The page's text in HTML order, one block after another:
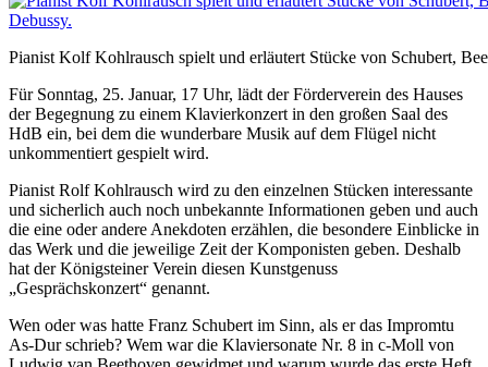
Pianist Kolf Kohlrausch spielt und erläutert Stücke von Schubert,
Für Sonntag, 25. Januar, 17 Uhr, lädt der Förderverein des Hauses
der Begegnung zu einem Klavierkonzert in den großen Saal des
HdB ein, bei dem die wunderbare Musik auf dem Flügel nicht
unkommentiert gespielt wird.
Pianist Rolf Kohlrausch wird zu den einzelnen Stücken interessante
und sicherlich auch noch unbekannte Informationen geben und auch
die eine oder andere Anekdoten erzählen, die besondere Einblicke in
das Werk und die jeweilige Zeit der Komponisten geben. Deshalb
hat der Königsteiner Verein diesen Kunstgenuss
„Gesprächskonzert“ genannt.
Wen oder was hatte Franz Schubert im Sinn, als er das Impromtu
As-Dur schrieb? Wem war die Klaviersonate Nr. 8 in c-Moll von